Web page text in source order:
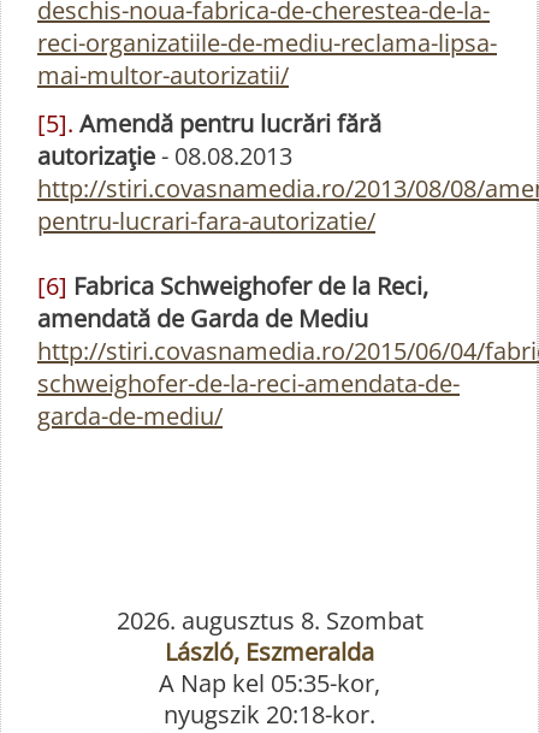
deschis-noua-fabrica-de-cherestea-de-la-
reci-organizatiile-de-mediu-reclama-lipsa-
mai-multor-autorizatii/
[5]. Amendă pentru lucrări fără
autorizaţie- 08.08.2013
http://stiri.covasnamedia.ro/2013/08/08/
pentru-lucrari-fara-autorizatie/
[6] Fabrica Schweighofer de la Reci,
amendată de Garda de Mediu
http://stiri.covasnamedia.ro/2015/06/04/
schweighofer-de-la-reci-amendata-de-
garda-de-mediu/
2026. augusztus 8. Szombat
László, Eszmeralda
A Nap kel 05:35-kor,
nyugszik 20:18-kor.